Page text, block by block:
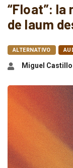
“Float”:
de laum
ALTERNATIVO
Miguel Castillo